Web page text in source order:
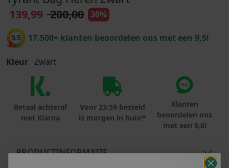
139,99 200,00 30%
9.5 17.500+ klanten beoordelen ons met een 9,5!
Kleur Zwart
Betaal achteraf
met Klarna
Voor 23:59 besteld
is morgen in huis!*
Klanten
beoordelen ons
met een 9,6!
PRODUCTINFORMATIE